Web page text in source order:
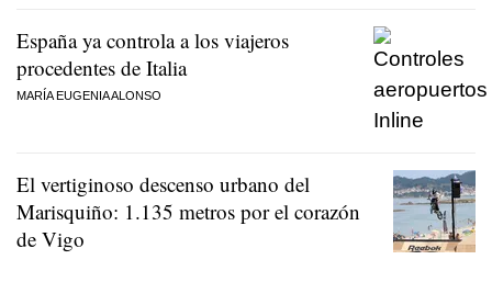
España ya controla a los viajeros
procedentes de Italia
MARÍA EUGENIA ALONSO
El vertiginoso descenso urbano del
Marisquiño: 1.135 metros por el corazón
de Vigo